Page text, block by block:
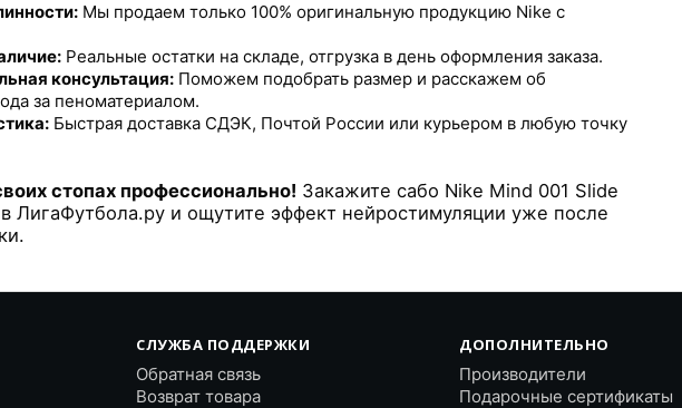
Мы продаем только 100% оригинальную продукцию Nike с
Реальные остатки на складе, отгрузка в день оформления заказа.
консультация: Поможем подобрать размер и расскажем об
за пеноматериалом.
Быстрая доставка СДЭК, Почтой России или курьером в любую точку
стопах профессионально! Закажите сабо Nike Mind 001 Slide
ЛигаФутбола.ру и ощутите эффект нейростимуляции уже после
СЛУЖБА ПОДДЕРЖКИ
Обратная связь
Возврат товара
ДОПОЛНИТЕЛЬНО
Производители
Подарочные сертификаты